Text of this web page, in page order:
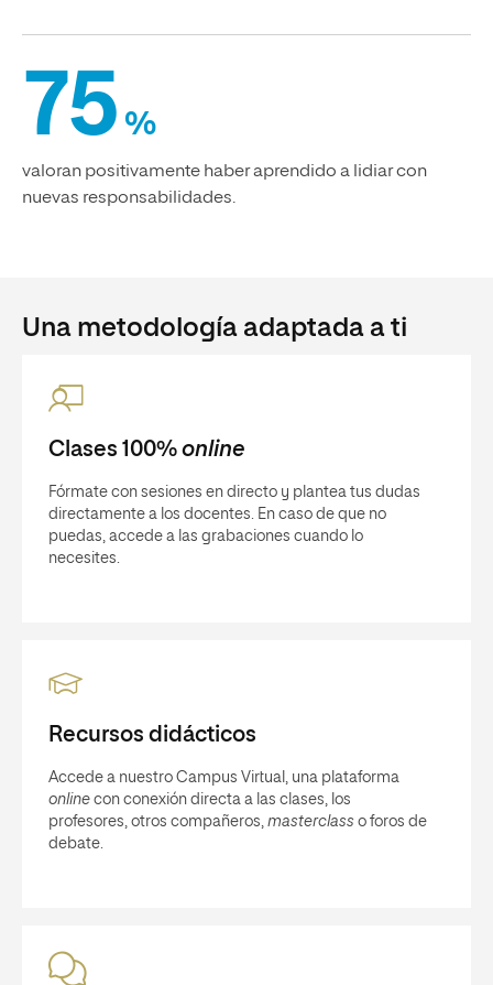
75 %
valoran positivamente haber aprendido a lidiar con
nuevas responsabilidades.
Una metodología adaptada a ti
Clases 100% online
Fórmate con sesiones en directo y plantea tus dudas
directamente a los docentes. En caso de que no
puedas, accede a las grabaciones cuando lo
necesites.
Recursos didácticos
Accede a nuestro Campus Virtual, una plataforma
online con conexión directa a las clases, los
profesores, otros compañeros, masterclass o foros de
debate.